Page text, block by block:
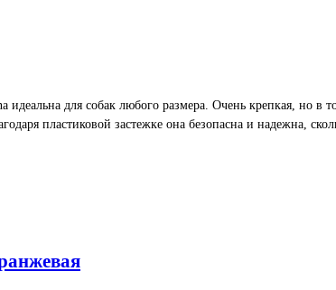
для собак любого размера. Очень крепкая, но в
пластиковой застежке она безопасна и надежна,